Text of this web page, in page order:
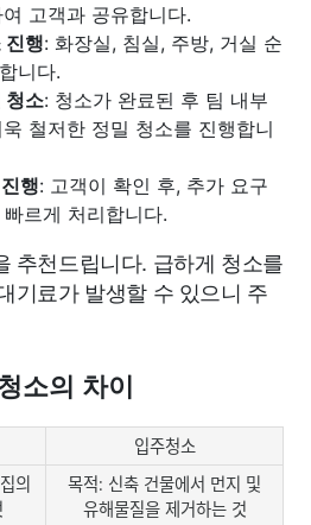
고객과 공유합니다.
진행: 화장실, 침실, 주방, 거실 순
니다.
청소: 청소가 완료된 후 팀 내부
철저한 정밀 청소를 진행합니
행: 고객이 확인 후, 추가 요구
르게 처리합니다.
추천드립니다. 급하게 청소를
기료가 발생할 수 있으니 주
소의 차이
입주청소
의
목적: 신축 건물에서 먼지 및
유해물질을 제거하는 것